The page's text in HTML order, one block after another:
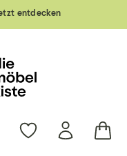
entdecken